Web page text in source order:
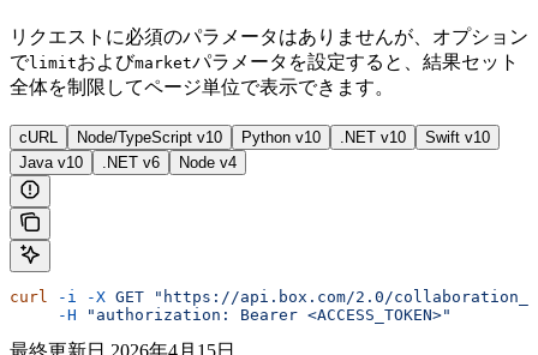
リクエストに必須のパラメータはありませんが、オプション
でlimitおよびmarketパラメータを設定すると、結果セット
全体を制限してページ単位で表示できます。
cURL Node/TypeScript v10 Python v10 .NET v10
Swift v10
Java v10
.NET v6 Node v4
curl -i -X GET "https://api.box.com/2.0/
     -H
"authorization: Bearer <ACCESS_TOKEN>"